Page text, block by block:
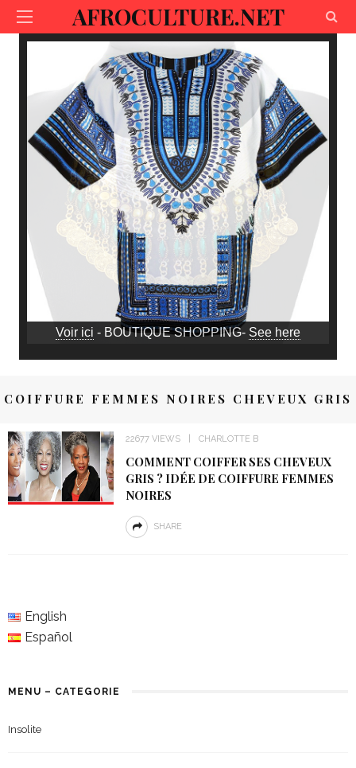
AFROCULTURE.NET
Voir ici - BOUTIQUE SHOPPING- See here
COIFFURE FEMMES NOIRES CHEVEUX GRIS
22677 VIEWS CHARLOTTE B
COMMENT COIFFER SES CHEVEUX
GRIS ? IDÉE DE COIFFURE FEMMES
NOIRES
SHARE
English
Español
MENU – CATEGORIE
Insolite